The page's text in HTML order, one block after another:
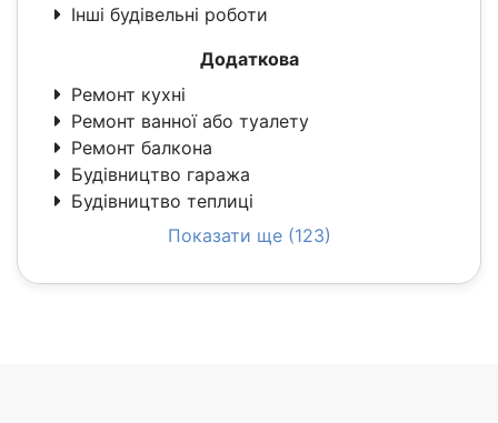
Інші будівельні роботи
Додаткова
Ремонт кухні
Ремонт ванної або туалету
Ремонт балкона
Будівництво гаража
Будівництво теплиці
Показати ще (123)